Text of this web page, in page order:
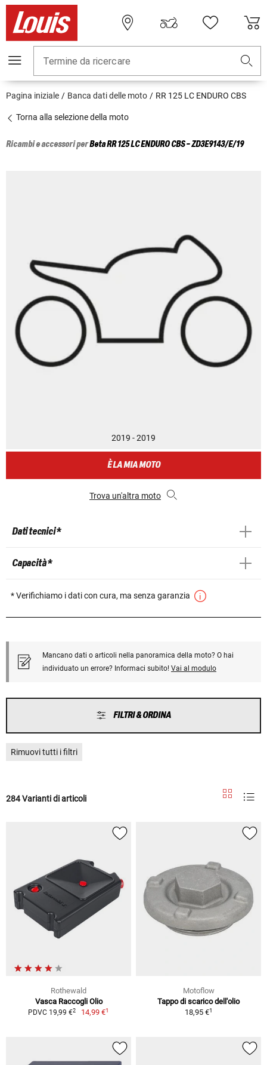
Termine da ricercare
Pagina iniziale Banca dati delle moto RR 125 LC ENDURO CBS
Torna alla selezione della moto
Ricambi e accessori perBetaRR 125 LC ENDURO CBS - ZD3E9143/E/19
2019 - 2019
È LA MIA MOTO
Trova un'altra moto
Dati tecnici *
Capacità *
* Verifichiamo i dati con cura, ma senza garanzia
Mancano dati o articoli nella panoramica della moto? O hai
individuato un errore? Informaci subito! Vai al modulo
FILTRI & ORDINA
Rimuovi tutti i filtri
284 Varianti di articoli
Rothewald
Vasca Raccogli Olio
PDVC 19,99 €2 14,99 €1
Motoflow
Tappo di scarico dell'olio
18,95 €1